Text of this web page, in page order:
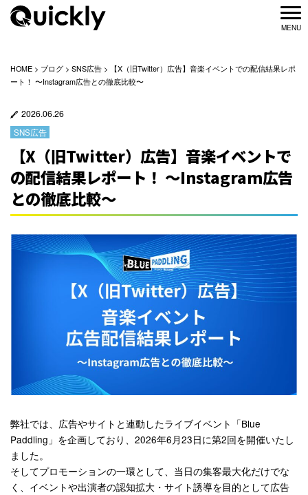
HOME > ブログ > SNS広告 >
【X（旧Twitter）広告】音楽イベントでの配信結果レポ
ート！ 〜Instagram広告との徹底比較〜
2026.06.26
SNS広告
【X（旧Twitter）広告】音楽イベントで
の配信結果レポート！ 〜Instagram広告
との徹底比較〜
弊社では、広告やサイトと連動したライブイベント「Blue
Paddling」を企画しており、2026年6月23日に第2回を開催いたし
ました。
そしてプロモーションの一環として、当日の集客最大化だけでな
く、イベントや出演者の認知拡大・サイト誘導を目的として広告